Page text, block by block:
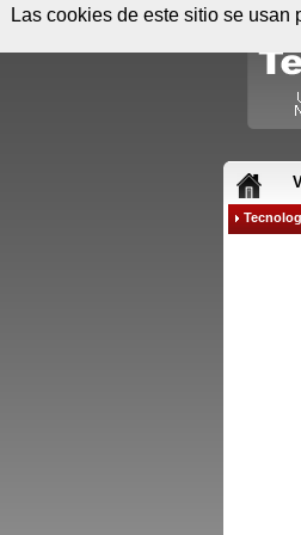
Las cookies de este sitio se